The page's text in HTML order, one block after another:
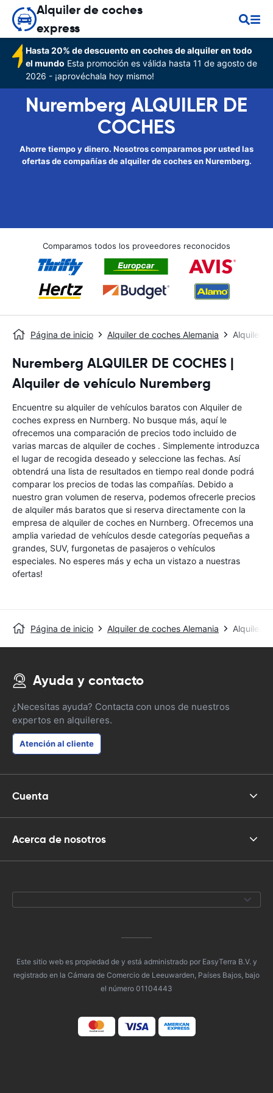
Alquiler de coches
express
Hasta 20% de descuento en coches de alquiler en todo
el mundo Esta promoción es válida hasta 11 de agosto de
2026 - ¡aprovéchala hoy mismo!
Nuremberg ALQUILER DE
COCHES
Ahorre tiempo y dinero. Nosotros comparamos por usted las
ofertas de compañías de alquiler de coches en Nuremberg.
Comparamos todos los proveedores reconocidos
Página de inicio Alquiler de coches Alemania Alquiler
Nuremberg ALQUILER DE COCHES |
Alquiler de vehículo Nuremberg
Encuentre su alquiler de vehículos baratos con Alquiler de
coches express en Nurnberg. No busque más, aquí le
ofrecemos una comparación de precios todo incluido de
varias marcas de alquiler de coches . Simplemente introduzca
el lugar de recogida deseado y seleccione las fechas. Así
obtendrá una lista de resultados en tiempo real donde podrá
comparar los precios de todas las compañías. Debido a
nuestro gran volumen de reserva, podemos ofrecerle precios
de alquiler más baratos que si reserva directamente con la
empresa de alquiler de coches en Nurnberg. Ofrecemos una
amplia variedad de vehículos desde categorías pequeñas a
grandes, SUV, furgonetas de pasajeros o vehículos
especiales. No esperes más y echa un vistazo a nuestras
ofertas!
Página de inicio Alquiler de coches Alemania Alquiler
Ayuda y contacto
¿Necesitas ayuda? Contacta con unos de nuestros
expertos en alquileres.
Atención al cliente
Cuenta
Acerca de nosotros
Este sitio web es propiedad de y está administrado por EasyTerra B.V. y
registrado en la Cámara de Comercio de Leeuwarden, Países Bajos, bajo
el número 01104443